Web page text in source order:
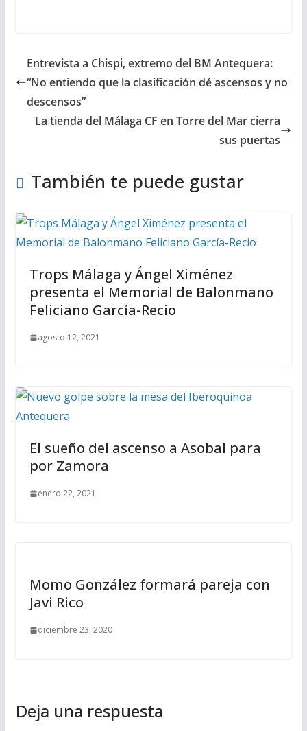
Entrevista a Chispi, extremo del BM Antequera:
“No entiendo que la clasificación dé ascensos y no
descensos”
La tienda del Málaga CF en Torre del Mar cierra
sus puertas
También te puede gustar
Trops Málaga y Ángel Ximénez
presenta el Memorial de Balonmano
Feliciano García-Recio
agosto 12, 2021
El sueño del ascenso a Asobal para
por Zamora
enero 22, 2021
Momo González formará pareja con
Javi Rico
diciembre 23, 2020
Deja una respuesta